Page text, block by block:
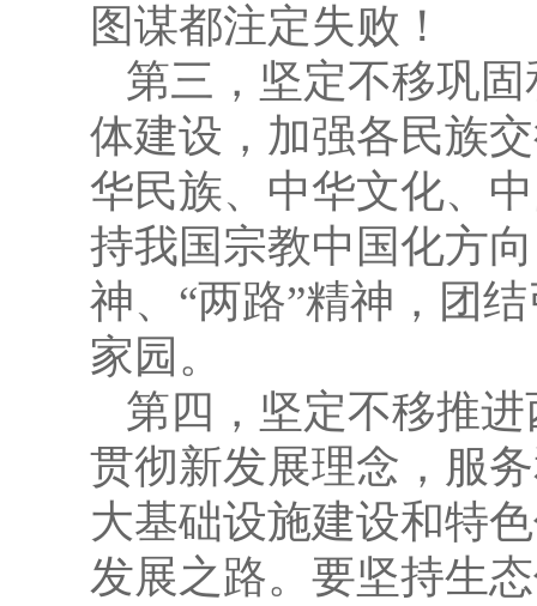
图谋都注定失败！
第三，坚定不移巩
体建设，加强各民族
华民族、中华文化、
持我国宗教中国化方
神、“两路”精神，团
家园。
第四，坚定不移推
贯彻新发展理念，服
大基础设施建设和特
发展之路。要坚持生